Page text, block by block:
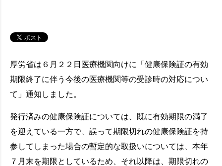
厚労省は６月２２日医療機関向けに「健康保険証の有効
期限終了に伴う今後の医療機関等の受診時の対応につい
て」通知しました。
発行済みの健康保険証については、既に有効期限の満了
を迎えている一方で、誤って期限切れの健康保険証を持
参してしまった場合の暫定的な取扱いについては、本年
７月末を期限としているため、それ以降は、期限切れの